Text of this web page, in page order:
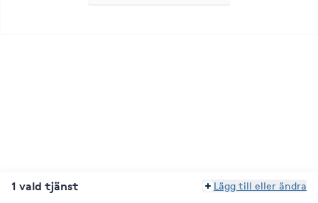
1 vald tjänst Lägg till eller ändra